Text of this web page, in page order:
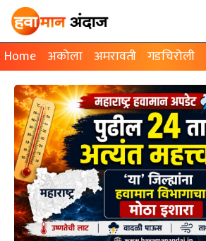
Home अकोला अमरावती गडचिरोली